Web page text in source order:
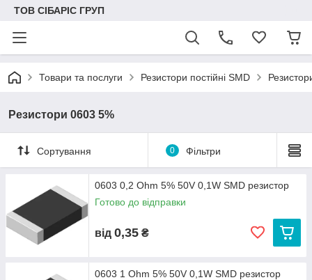
ТОВ СІБАРІС ГРУП
Товари та послуги Резистори постійні SMD
Резистори 0603 5%
Сортування 0 Фільтри
0603 0,2 Ohm 5% 50V 0,1W SMD резистор
Готово до відправки
від 0,35 ₴
0603 1 Ohm 5% 50V 0,1W SMD резистор